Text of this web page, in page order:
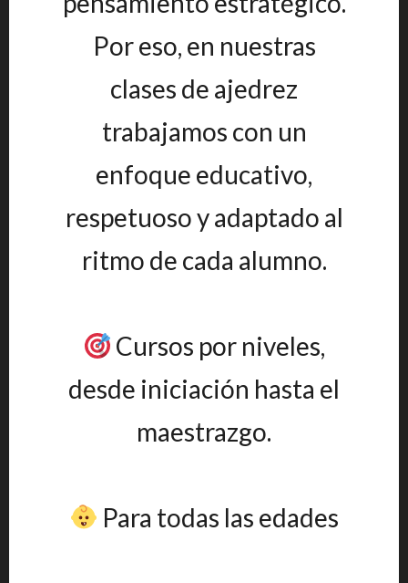
Por eso, en nuestras
clases de ajedrez
trabajamos con un
enfoque educativo,
respetuoso y adaptado al
ritmo de cada alumno.
Cursos por niveles,
desde iniciación hasta el
maestrazgo.
Para todas las edades